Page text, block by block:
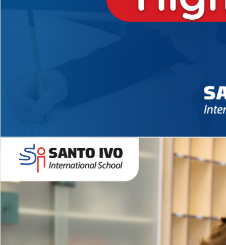
Novidades 2026 High School
EDUCAÇÃO INFANTIL
Inglês todos os dias